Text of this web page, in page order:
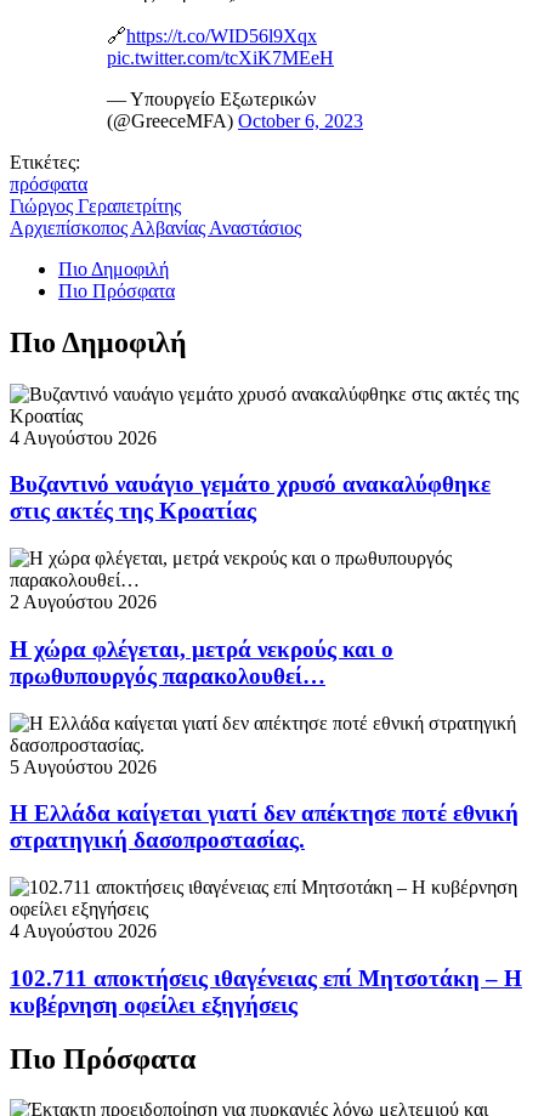
🔗https://t.co/WID56l9Xqx
pic.twitter.com/tcXiK7MEeH
— Υπουργείο Εξωτερικών
(@GreeceMFA) October 6, 2023
Ετικέτες:
πρόσφατα
Γιώργος Γεραπετρίτης
Αρχιεπίσκοπος Αλβανίας Αναστάσιος
Πιο Δημοφιλή
Πιο Πρόσφατα
Πιο Δημοφιλή
4 Αυγούστου 2026
Βυζαντινό ναυάγιο γεμάτο χρυσό ανακαλύφθηκε
στις ακτές της Κροατίας
2 Αυγούστου 2026
Η χώρα φλέγεται, μετρά νεκρούς και ο
πρωθυπουργός παρακολουθεί…
5 Αυγούστου 2026
Η Ελλάδα καίγεται γιατί δεν απέκτησε ποτέ εθνική
στρατηγική δασοπροστασίας.
4 Αυγούστου 2026
102.711 αποκτήσεις ιθαγένειας επί Μητσοτάκη – Η
κυβέρνηση οφείλει εξηγήσεις
Πιο Πρόσφατα